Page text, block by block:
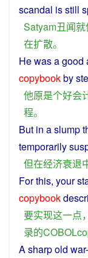
scandal isstill
Satyam丑闻就
在扩散。
Hewasagood
copybookby
他原是个好会
程。
But in aslump
temporarily
但在经济衰退
Forthis, your
copybook
要实现这一点，
录的
Asharpold